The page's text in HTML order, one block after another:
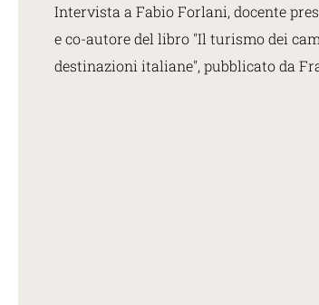
Intervista a Fabio Forlani, docente
e co-autore del libro "Il turismo dei
destinazioni italiane", pubblicato da